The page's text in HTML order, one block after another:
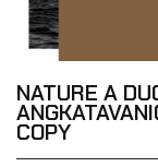
NATURE A
COPY